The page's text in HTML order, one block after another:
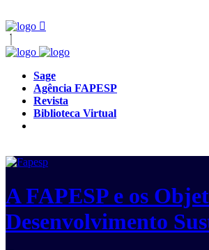
Sage
Agência FAPESP
Revista
Biblioteca Virtual
A FAPESP e os
Desenvolvimento